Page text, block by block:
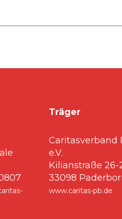
Träger
Caritasverband
e.V.
Kilianstraße 26-
33098
www.caritas-pb.de